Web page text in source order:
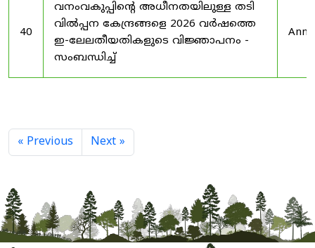
40
വനംവകുപ്പിന്റെ അധീനതയിലുള്ള തടി
വിൽപ്പന കേന്ദ്രങ്ങളെ 2026 വർഷത്തെ
ഇ-ലേലതീയതികളുടെ വിജ്ഞാപനം -
സംബന്ധിച്ച്
« Previous Next »